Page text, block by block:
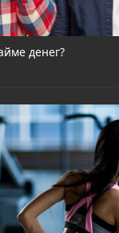
денег?